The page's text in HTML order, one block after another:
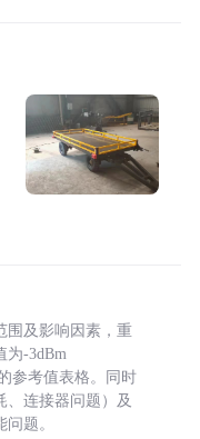
围及影响因素，重
为-3dBm
参考值表格。同时
、连接器问题）及
题。